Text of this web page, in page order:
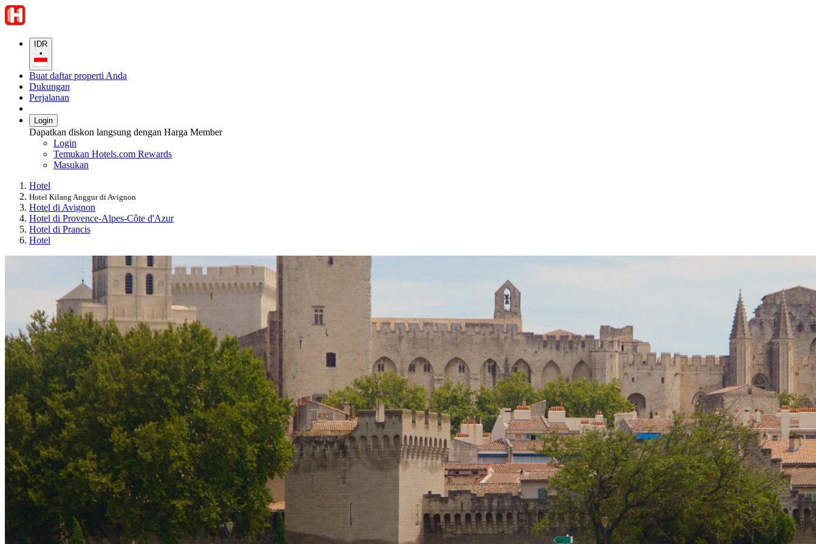
IDR
•
Buat daftar properti Anda
Dukungan
Perjalanan
Login
Dapatkan diskon langsung dengan Harga Member
Login
Temukan Hotels.com Rewards
Masukan
Hotel
Hotel Kilang Anggur di Avignon
Hotel di Avignon
Hotel di Provence-Alpes-Côte d'Azur
Hotel di Prancis
Hotel